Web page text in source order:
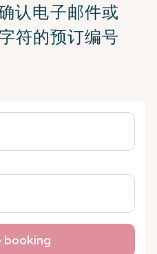
认电子邮件或
符的预订编号
booking